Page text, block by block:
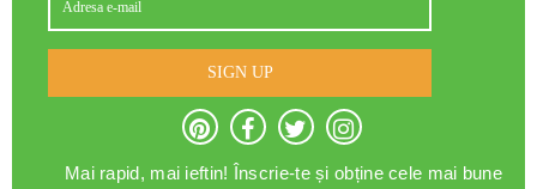
SIGN UP
Mai rapid, mai ieftin! Înscrie-te și obține cele mai bune